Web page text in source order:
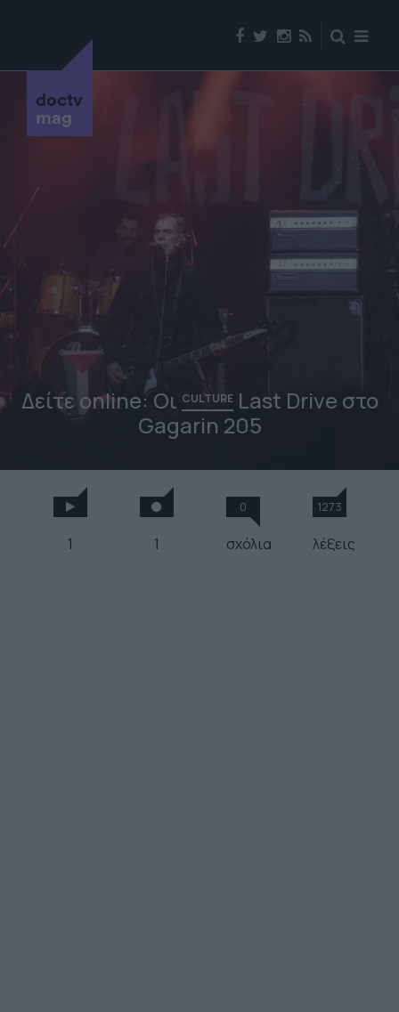
doctv
mag
Δείτε online: Οι CULTURELast Drive στο
Gagarin 205
1 1
0
σχόλια
1273
λέξεις